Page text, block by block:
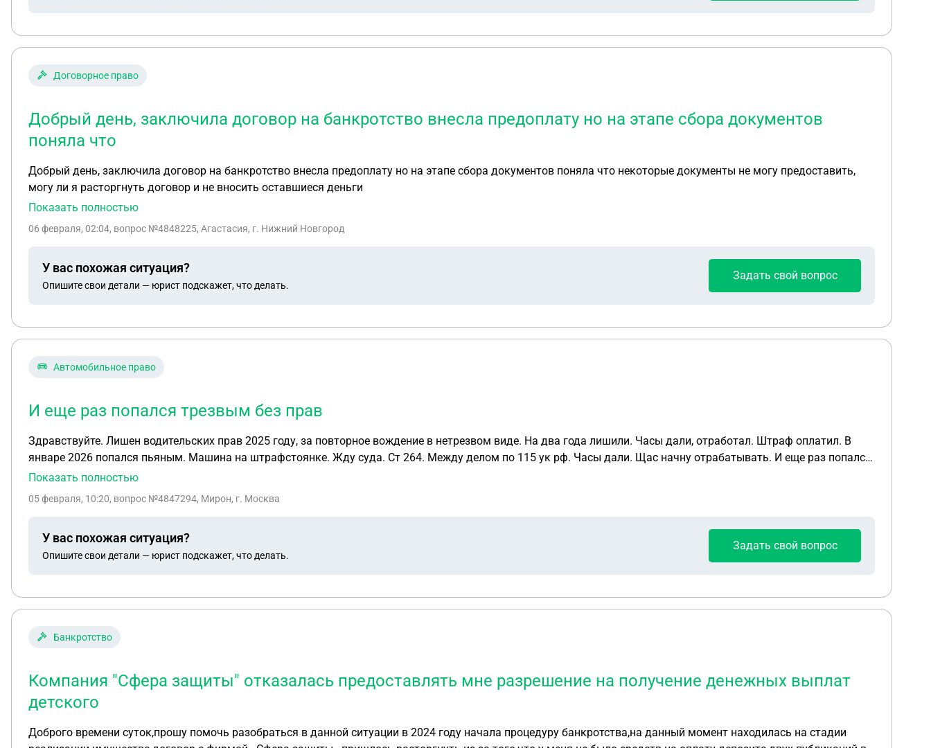
Договорное право
Добрый день, заключила договор на банкротство внесла предоплату но на этапе сбора документов
поняла что
Добрый день, заключила договор на банкротство внесла предоплату но на этапе сбора документов поняла что некоторые документы не могу предоставить,
могу ли я расторгнуть договор и не вносить оставшиеся деньги
Показать полностью
06 февраля, 02:04, вопрос №4848225, Агастасия, г. Нижний Новгород
У вас похожая ситуация?
Опишите свои детали — юрист подскажет, что делать.
Задать свой вопрос
Автомобильное право
И еще раз попался трезвым без прав
Здравствуйте. Лишен водительских прав 2025 году, за повторное вождение в нетрезвом виде. На два года лишили. Часы дали, отработал. Штраф оплатил. В
январе 2026 попался пьяным. Машина на штрафстоянке. Жду суда. Ст 264. Между делом по 115 ук рф. Часы дали. Щас начну отрабатывать. И еще раз попался
трезвым без прав. Оформляют по 264. Суда еще не было. Думаю, контракт подписать через Ахмат. Вернут водительское?
Показать полностью
05 февраля, 10:20, вопрос №4847294, Мирон, г. Москва
У вас похожая ситуация?
Опишите свои детали — юрист подскажет, что делать.
Задать свой вопрос
Банкротство
Компания "Сфера защиты" отказалась предоставлять мне разрешение на получение денежных выплат
детского
Доброго времени суток,прошу помочь разобраться в данной ситуации в 2024 году начала процедуру банкротства,на данный момент находилась на стадии